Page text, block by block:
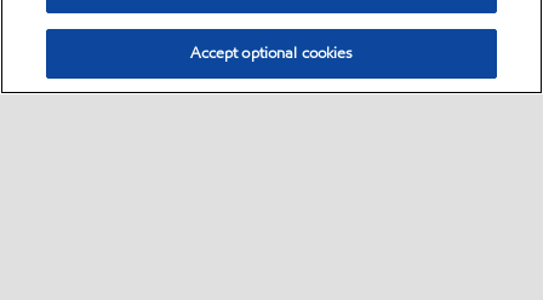
Accept optional cookies